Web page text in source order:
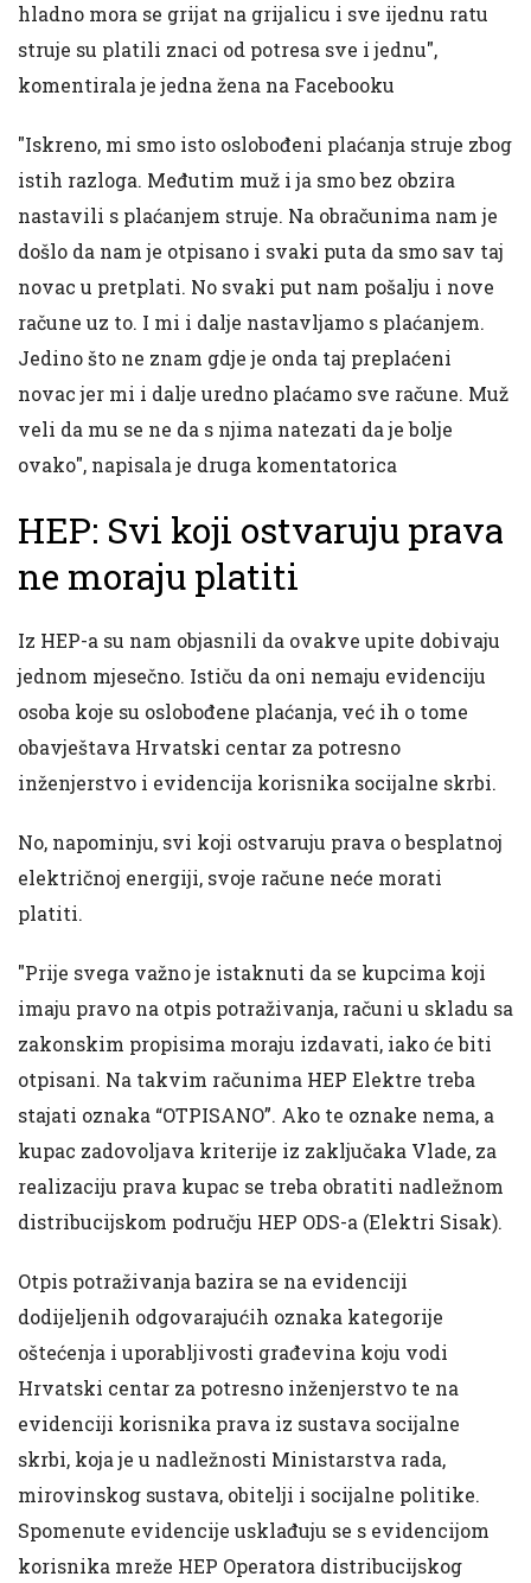
hladno mora se grijat na grijalicu i sve ijednu ratu
struje su platili znaci od potresa sve i jednu",
komentirala je jedna žena na Facebooku
"Iskreno, mi smo isto oslobođeni plaćanja struje zbog
istih razloga. Međutim muž i ja smo bez obzira
nastavili s plaćanjem struje. Na obračunima nam je
došlo da nam je otpisano i svaki puta da smo sav taj
novac u pretplati. No svaki put nam pošalju i nove
račune uz to. I mi i dalje nastavljamo s plaćanjem.
Jedino što ne znam gdje je onda taj preplaćeni
novac jer mi i dalje uredno plaćamo sve račune. Muž
veli da mu se ne da s njima natezati da je bolje
ovako", napisala je druga komentatorica
HEP: Svi koji ostvaruju prava
ne moraju platiti
Iz HEP-a su nam objasnili da ovakve upite dobivaju
jednom mjesečno. Ističu da oni nemaju evidenciju
osoba koje su oslobođene plaćanja, već ih o tome
obavještava Hrvatski centar za potresno
inženjerstvo i evidencija korisnika socijalne skrbi.
No, napominju, svi koji ostvaruju prava o besplatnoj
električnoj energiji, svoje račune neće morati
platiti.
"Prije svega važno je istaknuti da se kupcima koji
imaju pravo na otpis potraživanja, računi u skladu sa
zakonskim propisima moraju izdavati, iako će biti
otpisani. Na takvim računima HEP Elektre treba
stajati oznaka “OTPISANO”. Ako te oznake nema, a
kupac zadovoljava kriterije iz zaključaka Vlade, za
realizaciju prava kupac se treba obratiti nadležnom
distribucijskom području HEP ODS-a (Elektri Sisak).
Otpis potraživanja bazira se na evidenciji
dodijeljenih odgovarajućih oznaka kategorije
oštećenja i uporabljivosti građevina koju vodi
Hrvatski centar za potresno inženjerstvo te na
evidenciji korisnika prava iz sustava socijalne
skrbi, koja je u nadležnosti Ministarstva rada,
mirovinskog sustava, obitelji i socijalne politike.
Spomenute evidencije usklađuju se s evidencijom
korisnika mreže HEP Operatora distribucijskog